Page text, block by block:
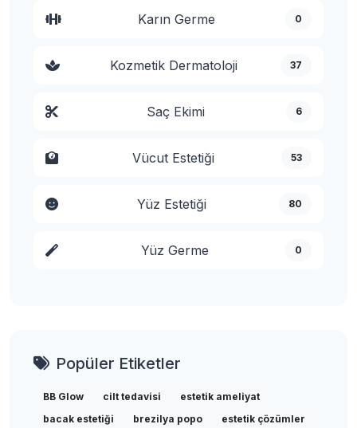
Karın Germe 0
Kozmetik Dermatoloji 37
Saç Ekimi 6
Vücut Estetiği 53
Yüz Estetiği 80
Yüz Germe 0
Popüler Etiketler
BB Glow cilt tedavisi
estetik ameliyat
bacak estetiği
brezilya popo
estetik çözümler